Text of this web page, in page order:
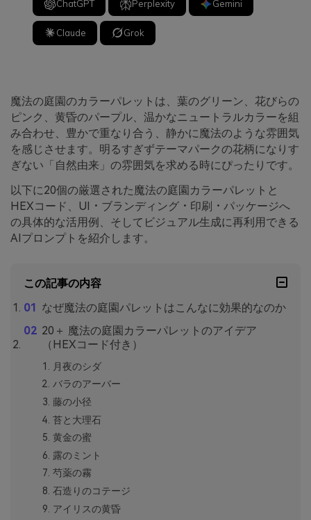
ChatGPT Perplexity Gemini
Claude Grok
魔法の庭園のカラーパレットは、葉のグリーン、花びらの
ピンク、黄昏のパープル、温かなニュートラルカラーを組
み合わせ、豊かで重なり合う、静かに魔法のような雰囲気
を感じさせます。明るすぎずテーマパークの花柄になりす
ぎない「自然由来」の雰囲気を求める時にぴったりです。
以下に20個の厳選された魔法の庭園カラーパレットと
HEXコード、UI・ブランディング・印刷・パッケージへ
の具体的な活用例、そしてビジュアル生成に再利用できる
AIプロンプトを紹介します。
この記事の内容
なぜ魔法の庭園パレットはこんなに効果的なのか
20＋ 魔法の庭園カラーパレットのアイデア
（HEXコード付き）
月夜のシダ
バラのアーバー
藤の小径
苔と大理石
黄金の蜜
露のミント
芍薬の霧
石造りのコテージ
アイリスの黄昏